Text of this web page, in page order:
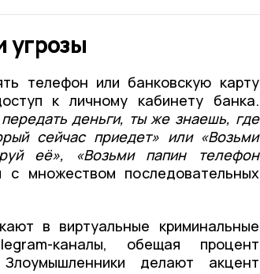
угрозы
телефон или банковскую карту
к личному кабинету банка.
деньги, ты же знаешь, где
сейчас приедет» или «Возьми
её», «Возьми папин телефон
с множеством последовательных
в виртуальные криминальные
каналы, обещая процент
делают акцент